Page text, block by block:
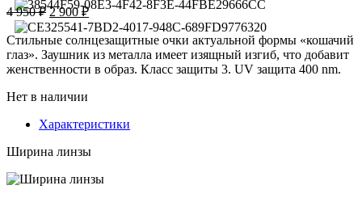
4 950₽Первоначальная
цена
составляла
4
950 ₽.
2 900₽Текущая
цена:
2
900 ₽.
Стильные солнцезащитные очки актуальной формы «кошачий
глаз». Заушник из металла имеет изящный изгиб, что добавит
женственности в образ. Класс защиты 3. UV защита 400 nm.
Нет в наличии
Характеристики
Ширина линзы